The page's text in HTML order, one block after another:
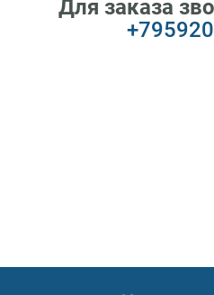
Для заказа